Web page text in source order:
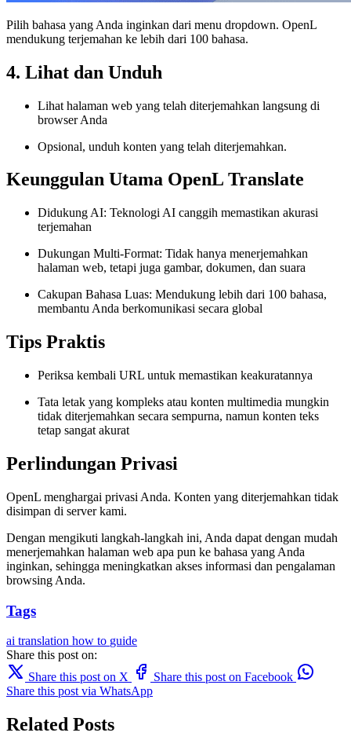
Pilih bahasa yang Anda inginkan dari menu dropdown. OpenL
mendukung terjemahan ke lebih dari 100 bahasa.
4. Lihat dan Unduh
Lihat halaman web yang telah diterjemahkan langsung di
browser Anda
Opsional, unduh konten yang telah diterjemahkan.
Keunggulan Utama OpenL Translate
Didukung AI: Teknologi AI canggih memastikan akurasi
terjemahan
Dukungan Multi-Format: Tidak hanya menerjemahkan
halaman web, tetapi juga gambar, dokumen, dan suara
Cakupan Bahasa Luas: Mendukung lebih dari 100 bahasa,
membantu Anda berkomunikasi secara global
Tips Praktis
Periksa kembali URL untuk memastikan keakuratannya
Tata letak yang kompleks atau konten multimedia mungkin
tidak diterjemahkan secara sempurna, namun konten teks
tetap sangat akurat
Perlindungan Privasi
OpenL menghargai privasi Anda. Konten yang diterjemahkan tidak
disimpan di server kami.
Dengan mengikuti langkah-langkah ini, Anda dapat dengan mudah
menerjemahkan halaman web apa pun ke bahasa yang Anda
inginkan, sehingga meningkatkan akses informasi dan pengalaman
browsing Anda.
Tags
ai translation how to guide
Share this post on:
Share this post on X
Share this post on Facebook
Share this post via WhatsApp
Related Posts